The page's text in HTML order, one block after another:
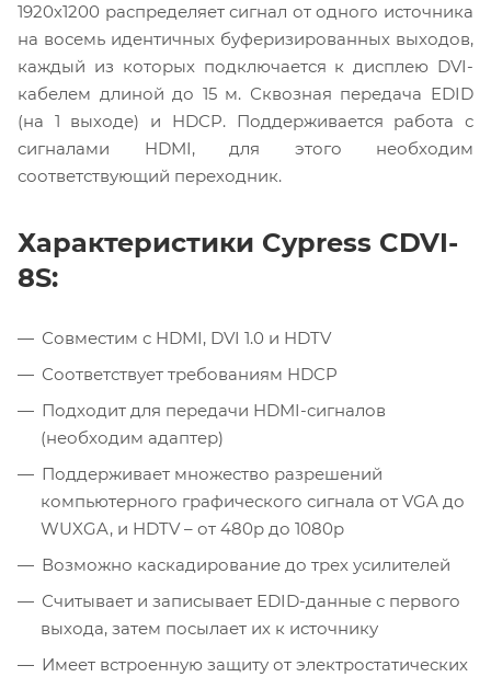
1920х1200 распределяет сигнал от одного источника
на восемь идентичных буферизированных выходов,
каждый из которых подключается к дисплею DVI-
кабелем длиной до 15 м. Сквозная передача EDID
(на 1 выходе) и HDCP. Поддерживается работа с
сигналами HDMI, для этого необходим
соответствующий переходник.
Характеристики Cypress CDVI-
8S:
Совместим с HDMI, DVI 1.0 и HDTV
Соответствует требованиям HDCP
Подходит для передачи HDMI-сигналов
(необходим адаптер)
Поддерживает множество разрешений
компьютерного графического сигнала от VGA до
WUXGA, и HDTV – от 480p до 1080p
Возможно каскадирование до трех усилителей
Считывает и записывает EDID-данные с первого
выхода, затем посылает их к источнику
Имеет встроенную защиту от электростатических